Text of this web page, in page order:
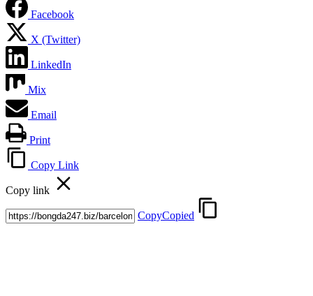
Facebook
X (Twitter)
LinkedIn
Mix
Email
Print
Copy Link
Copy link
CopyCopied